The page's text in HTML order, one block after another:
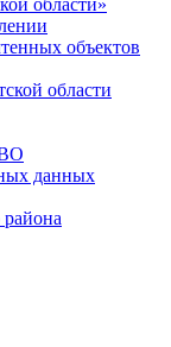
области»
объектов
области
данных